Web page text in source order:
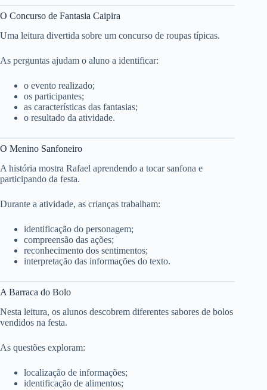
O Concurso de Fantasia Caipira
Uma leitura divertida sobre um concurso de roupas típicas.
As perguntas ajudam o aluno a identificar:
o evento realizado;
os participantes;
as características das fantasias;
o resultado da atividade.
O Menino Sanfoneiro
A história mostra Rafael aprendendo a tocar sanfona e
participando da festa.
Durante a atividade, as crianças trabalham:
identificação do personagem;
compreensão das ações;
reconhecimento dos sentimentos;
interpretação das informações do texto.
A Barraca do Bolo
Nesta leitura, os alunos descobrem diferentes sabores de bolos
vendidos na festa.
As questões exploram:
localização de informações;
identificação de alimentos;